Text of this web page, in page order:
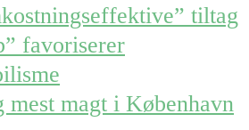
tiltag
favoriserer
mest magt i København